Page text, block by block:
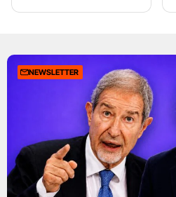
NEWSLETTER